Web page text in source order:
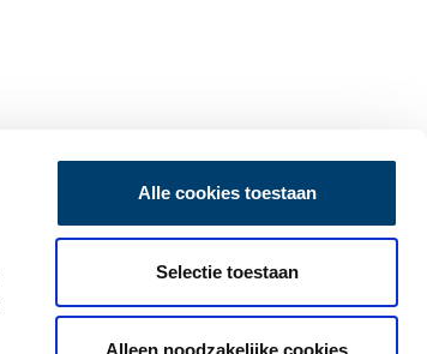
Alle cookies toestaan
Selectie toestaan
Alleen noodzakelijke cookies